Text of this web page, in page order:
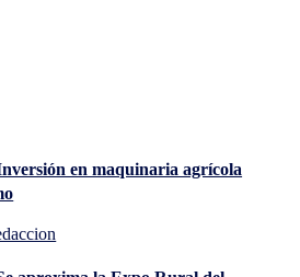
en maquinaria agrícola